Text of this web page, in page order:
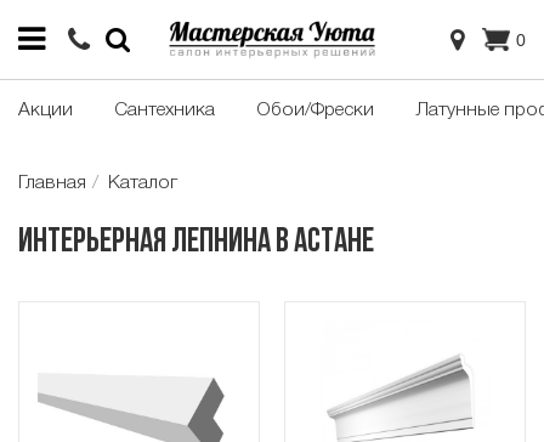
0
Акции Сантехника Обои/Фрески Латунные
Главная Каталог
Интерьерная лепнина в Астане